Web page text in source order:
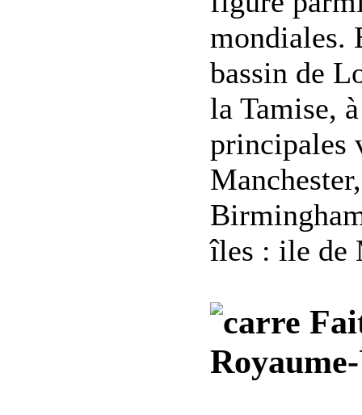
mondiales.
bassin de
la Tamise,
principales
îles : ile de